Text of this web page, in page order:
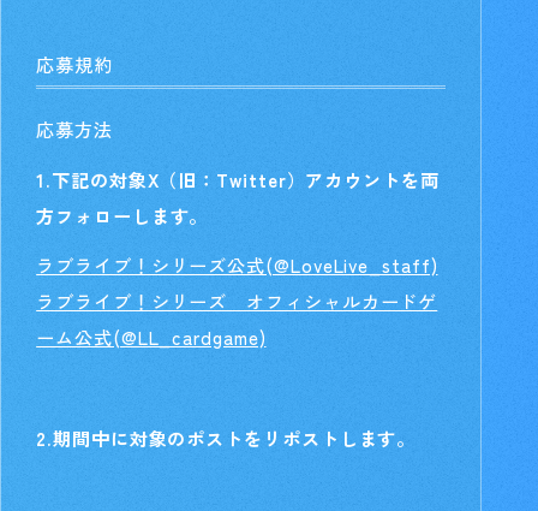
応募規約
応募方法
1.下記の対象X（旧：Twitter）アカウントを両
方フォローします。
ラブライブ！シリーズ公式(@LoveLive_staff)
ラブライブ！シリーズ オフィシャルカードゲ
ーム公式(@LL_cardgame)
2.期間中に対象のポストをリポストします。